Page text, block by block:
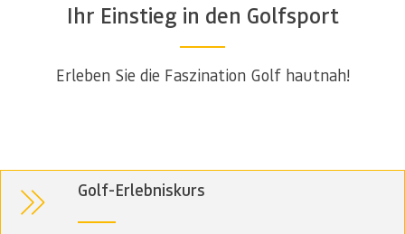
Ihr Einstieg in den Golfsport
Erleben Sie die Faszination Golf hautnah!
Golf-Erlebniskurs